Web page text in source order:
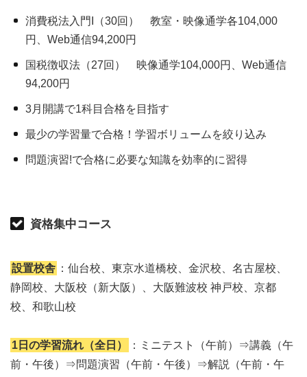
消費税法入門I（30回） 教室・映像通学各104,000
円、Web通信94,200円
国税徴収法（27回） 映像通学104,000円、Web通信
94,200円
3月開講で1科目合格を目指す
最少の学習量で合格！学習ボリュームを絞り込み
問題演習!で合格に必要な知識を効率的に習得
資格集中コース
設置校舎 ：仙台校、東京水道橋校、金沢校、名古屋校、
静岡校、大阪校（新大阪）、大阪難波校 神戸校、京都
校、和歌山校
1日の学習流れ（全日）
：ミニテスト（午前）⇒講義（午
前・午後）⇒問題演習（午前・午後）⇒解説（午前・午